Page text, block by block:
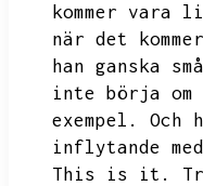
kommer vara
när det
han ganska
inte börja
exempel.
Och
inflytande
This is it.